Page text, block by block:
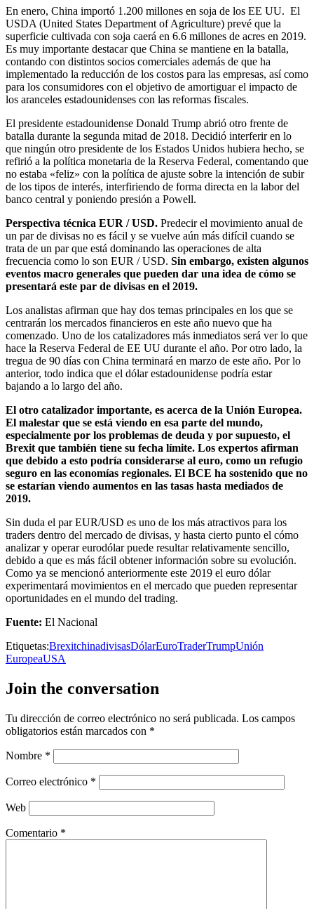
En enero, China importó 1.200 millones en soja de los EE UU. El
USDA (United States Department of Agriculture) prevé que la
superficie cultivada con soja caerá en 6.6 millones de acres en 2019.
Es muy importante destacar que China se mantiene en la batalla,
contando con distintos socios comerciales además de que ha
implementado la reducción de los costos para las empresas, así como
para los consumidores con el objetivo de amortiguar el impacto de
los aranceles estadounidenses con las reformas fiscales.
El presidente estadounidense Donald Trump abrió otro frente de
batalla durante la segunda mitad de 2018. Decidió interferir en lo
que ningún otro presidente de los Estados Unidos hubiera hecho, se
refirió a la política monetaria de la Reserva Federal, comentando que
no estaba «feliz» con la política de ajuste sobre la intención de subir
de los tipos de interés, interfiriendo de forma directa en la labor del
banco central y poniendo presión a Powell.
Perspectiva técnica EUR / USD. Predecir el movimiento anual de
un par de divisas no es fácil y se vuelve aún más difícil cuando se
trata de un par que está dominando las operaciones de alta
frecuencia como lo son EUR / USD. Sin embargo, existen algunos
eventos macro generales que pueden dar una idea de cómo se
presentará este par de divisas en el 2019.
Los analistas afirman que hay dos temas principales en los que se
centrarán los mercados financieros en este año nuevo que ha
comenzado. Uno de los catalizadores más inmediatos será ver lo que
hace la Reserva Federal de EE UU durante el año. Por otro lado, la
tregua de 90 días con China terminará en marzo de este año. Por lo
anterior, todo indica que el dólar estadounidense podría estar
bajando a lo largo del año.
El otro catalizador importante, es acerca de la Unión Europea.
El malestar que se está viendo en esa parte del mundo,
especialmente por los problemas de deuda y por supuesto, el
Brexit que también tiene su fecha límite. Los expertos afirman
que debido a esto podría considerarse al euro, como un refugio
seguro en las economías regionales. El BCE ha sostenido que no
se estarían viendo aumentos en las tasas hasta mediados de
2019.
Sin duda el par EUR/USD es uno de los más atractivos para los
traders dentro del mercado de divisas, y hasta cierto punto el cómo
analizar y operar eurodólar puede resultar relativamente sencillo,
debido a que es más fácil obtener información sobre su evolución.
Como ya se mencionó anteriormente este 2019 el euro dólar
experimentará movimientos en el mercado que pueden representar
oportunidades en el mundo del trading.
Fuente: El Nacional
Etiquetas:BrexitchinadivisasDólarEuroTraderTrumpUnión
EuropeaUSA
Join the conversation
Tu dirección de correo electrónico no será publicada. Los campos
obligatorios están marcados con *
Nombre *
Correo electrónico *
Web
Comentario *